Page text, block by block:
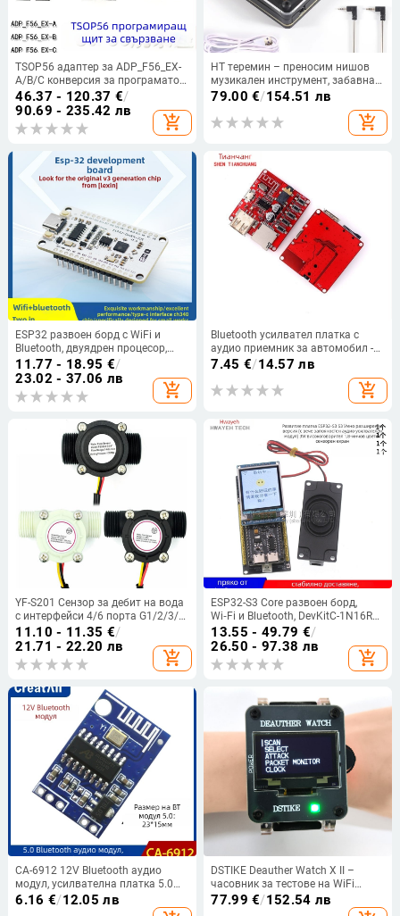
TSOP56 адаптер за ADP_F56_EX-
A/B/C конверсия за програматор
T48 — burn-in тест и четене/
писане
46.37 - 120.37 €/
90.69 - 235.42 лв
add_shopping_cart
HT теремин – преносим нишов
музикален инструмент, забавна
гийк джаджа, подарък за
79.00 €/154.51 лв
add_shopping_cart
ESP32 развоен борд с WiFi и
Bluetooth, двуядрен процесор,
ESP32-DevKit-32E основна платка
V3
11.77 - 18.95 €/
23.02 - 37.06 лв
add_shopping_cart
Bluetooth усилвател платка с
аудио приемник за автомобил -
DIY платка за MP3
7.45 €/14.57 лв
add_shopping_cart
YF-S201 Сензор за дебит на вода
с интерфейси 4/6 порта G1/2/3/4
за водни бойлери и диспенсери,
Хол ефект
11.10 - 11.35 €/
21.71 - 22.20 лв
add_shopping_cart
ESP32-S3 Core развоен борд,
Wi‑Fi и Bluetooth, DevKitC-1N16R8
Xiaozhi AI гласов чат модул
13.55 - 49.79 €/
26.50 - 97.38 лв
add_shopping_cart
CA-6912 12V Bluetooth аудио
модул, усилвателна платка 5.0
Bluetooth приемник
6.16 €/12.05 лв
DSTIKE Deauther Watch X II –
часовник за тестове на WiFi
атаки и защитни функции
77.99 €/152.54 лв